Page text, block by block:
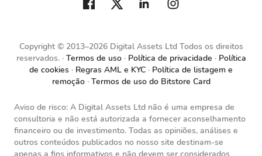
Copyright © 2013–2026 Digital Assets Ltd Todos os direitos
reservados.
Termos de uso Política de privacidade
Política
de cookies
Regras AML e KYC
Política de listagem e
remoção
Termos de uso do Bitstore Card
Aviso de risco: A Digital Assets Ltd não é uma empresa de
consultoria e não está autorizada a fornecer aconselhamento
financeiro ou de investimento. Todas as opiniões, análises e
outros conteúdos publicados no nosso site destinam-se